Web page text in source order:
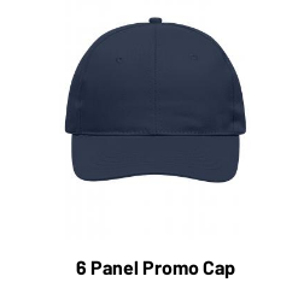
6 Panel Promo Cap